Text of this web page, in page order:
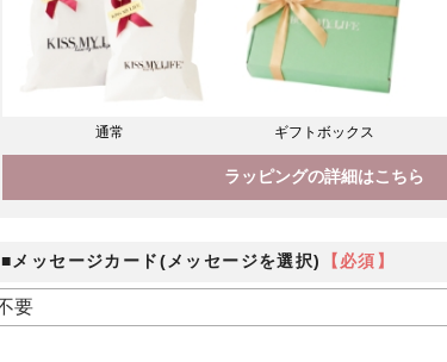
通常 ギフトボックス
ラッピングの詳細はこちら
■メッセージカード(メッセージを選択) 【必須】